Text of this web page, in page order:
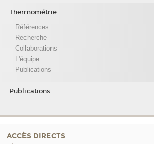
Thermométrie
Références
Recherche
Collaborations
L'équipe
Publications
Publications
ACCÈS DIRECTS